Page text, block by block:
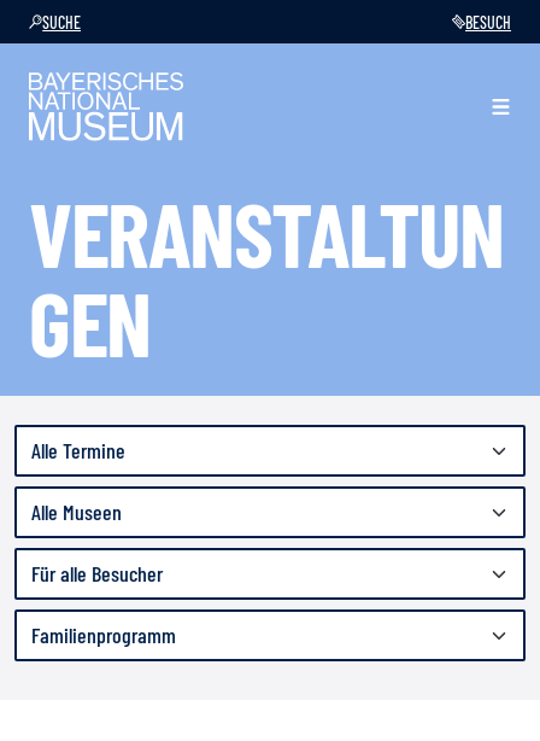
SUCHE BESUCH
VERANSTALTUN
GEN